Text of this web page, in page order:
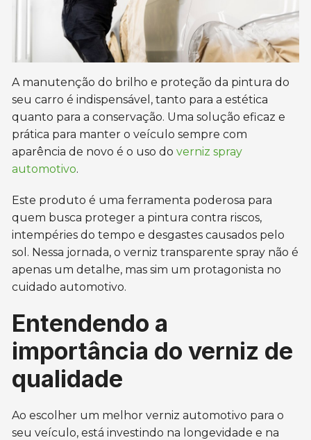
A manutenção do brilho e proteção da pintura do
seu carro é indispensável, tanto para a estética
quanto para a conservação. Uma solução eficaz e
prática para manter o veículo sempre com
aparência de novo é o uso doverniz spray
automotivo.
Este produto é uma ferramenta poderosa para
quem busca proteger a pintura contra riscos,
intempéries do tempo e desgastes causados pelo
sol. Nessa jornada, o verniz transparente spray não é
apenas um detalhe, mas sim um protagonista no
cuidado automotivo.
Entendendo a
importância do verniz de
qualidade
Ao escolher um melhor verniz automotivo para o
seu veículo, está investindo na longevidade e na